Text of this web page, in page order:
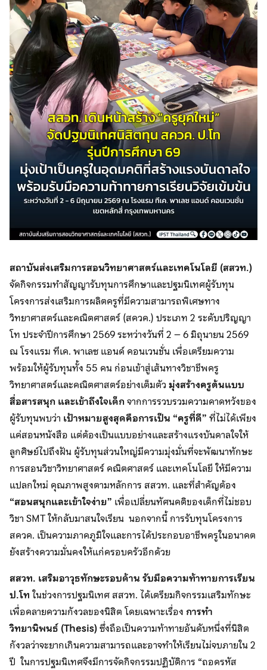
สถาบันส่งเสริมการสอนวิทยาศาสตร์และเทคโนโลยี (สสวท.)
จัดกิจกรรมทำสัญญารับทุนการศึกษาและปฐมนิเทศผู้รับทุน
โครงการส่งเสริมการผลิตครูที่มีความสามารถพิเศษทาง
วิทยาศาสตร์และคณิตศาสตร์ (สควค.) ประเภท 2 ระดับปริญญา
โท ประจำปีการศึกษา 2569 ระหว่างวันที่ 2 – 6 มิถุนายน 2569
ณ โรงแรม ทีเค. พาเลซ แอนด์ คอนเวนชั่น เพื่อเตรียมความ
พร้อมให้ผู้รับทุนทั้ง 55 คน ก่อนเข้าสู่เส้นทางวิชาชีพครู
วิทยาศาสตร์และคณิตศาสตร์อย่างเต็มตัวมุ่งสร้างครูต้นแบบ
สื่อสารสนุก และเข้าถึงใจเด็กจากการรวบรวมความคาดหวังของ
ผู้รับทุนพบว่า เป้าหมายสูงสุดคือการเป็น “ครูที่ดี”ที่ไม่ได้เพียง
แค่สอนหนังสือ แต่ต้องเป็นแบบอย่างและสร้างแรงบันดาลใจให้
ลูกศิษย์ไปถึงฝัน ผู้รับทุนส่วนใหญ่มีความมุ่งมั่นที่จะพัฒนาทักษะ
การสอนวิชาวิทยาศาสตร์ คณิตศาสตร์ และเทคโนโลยี ให้มีความ
แปลกใหม่ คุณภาพสูงตามหลักการ สสวท. และที่สำคัญต้อง
“สอนสนุกและเข้าใจง่าย” เพื่อเปลี่ยนทัศนคติของเด็กที่ไม่ชอบ
วิชา SMT ให้กลับมาสนใจเรียน นอกจากนี้ การรับทุนโครงการ
สควค. เป็นความภาคภูมิใจและการได้ประกอบอาชีพครูในอนาคต
ยังสร้างความมั่นคงให้แก่ครอบครัวอีกด้วย
สสวท. เสริมอาวุธทักษะรอบด้าน รับมือความท้าทายการเรียน
ป.โทในช่วงการปฐมนิเทศ สสวท. ได้เตรียมกิจกรรมเสริมทักษะ
เพื่อคลายความกังวลของนิสิต โดยเฉพาะเรื่อง การทำ
วิทยานิพนธ์ (Thesis)ซึ่งถือเป็นความท้าทายอันดับหนึ่งที่นิสิต
กังวลว่าจะยากเกินความสามารถและอาจทำให้เรียนไม่จบภายใน 2
ปี ในการปฐมนิเทศจึงมีการจัดกิจกรรมปฏิบัติการ “ถอดรหัส